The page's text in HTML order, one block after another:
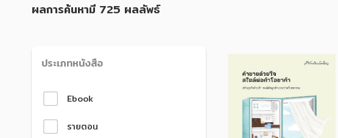
ผลการค้นหามี 725 ผลลัพธ์
ประเภทหนังสือ
Ebook
รายตอน